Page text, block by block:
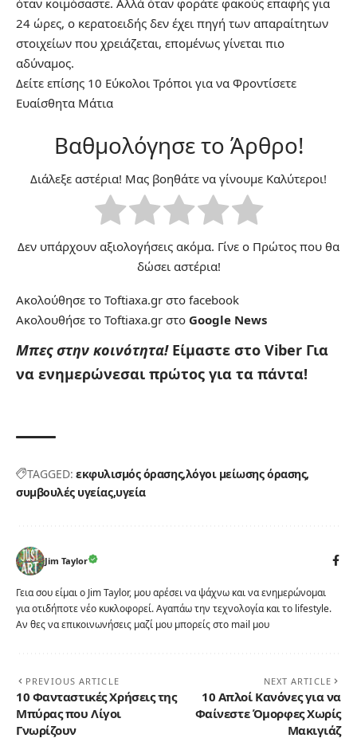
όταν κοιμόσαστε. Αλλά όταν φοράτε φακούς επαφής για
24 ώρες, ο κερατοειδής δεν έχει πηγή των απαραίτητων
στοιχείων που χρειάζεται, επομένως γίνεται πιο
αδύναμος.
Δείτε επίσης 10 Εύκολοι Τρόποι για να Φροντίσετε
Ευαίσθητα Μάτια
Βαθμολόγησε το Άρθρο!
Διάλεξε αστέρια! Μας βοηθάτε να γίνουμε Καλύτεροι!
Δεν υπάρχουν αξιολογήσεις ακόμα. Γίνε ο Πρώτος που θα
δώσει αστέρια!
Ακολούθησε το Toftiaxa.gr στο facebook
Ακολουθήσε το Toftiaxa.gr στο Google News
Μπες στην κοινότητα! Είμαστε στο Viber Για
να ενημερώνεσαι πρώτος για τα πάντα!
TAGGED: εκφυλισμός όρασης λόγοι μείωσης όρασης
συμβουλές υγείας υγεία
Jim Taylor
Γεια σου είμαι ο Jim Taylor, μου αρέσει να ψάχνω και να ενημερώνομαι
για οτιδήποτε νέο κυκλοφορεί. Αγαπάω την τεχνολογία και το lifestyle.
Αν θες να επικοινωνήσεις μαζί μου μπορείς στο mail μου
PREVIOUS ARTICLE
10 Φανταστικές Χρήσεις της
Μπύρας που Λίγοι
Γνωρίζουν
NEXT ARTICLE
10 Απλοί Κανόνες για να
Φαίνεστε Όμορφες Χωρίς
Μακιγιάζ